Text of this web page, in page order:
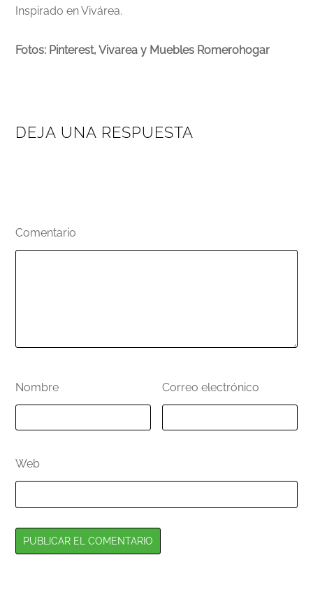
Inspirado en Vivárea.
Fotos: Pinterest, Vivarea y Muebles Romerohogar
DEJA UNA RESPUESTA
Comentario
Nombre Correo electrónico
Web